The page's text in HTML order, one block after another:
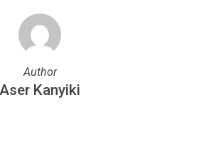
Author
Aser Kanyiki